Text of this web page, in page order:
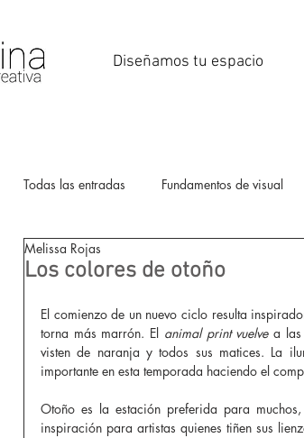
Diseñamos tu espacio
Todas las entradas Fundamentos de visual
Descuentos
Bogotá Visual Merchandising
Maniquíes Día de la madre
Los colores de otoño
Melissa Rojas
El comienzo de un nuevo ciclo resulta
torna más marrón. El animal print vuelve a las
visten de naranja y todos sus matices. La
importante en esta temporada haciendo el
Otoño es la estación preferida para
inspiración para artistas quienes tiñen sus